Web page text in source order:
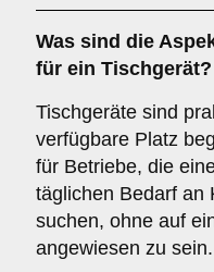
Was sind die
für ein Tischgerät?
Tischgeräte sind
verfügbare Platz
für Betriebe, die
täglichen Bedarf an
suchen, ohne auf
angewiesen zu sein.